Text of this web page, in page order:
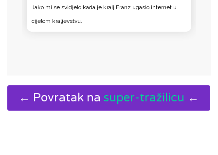
Jako mi se svidjelo kada je kralj Franz ugasio internet u
cijelom kraljevstvu.
← Povratak na super-tražilicu ←